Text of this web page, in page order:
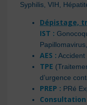
Syphilis, VIH,
Dépistage,
IST :
AES : Accident
TPE
d’urgence
PREP : PRé